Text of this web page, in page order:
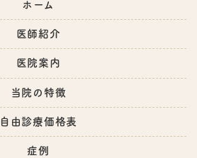
ホーム
医師紹介
医院案内
当院の特徴
自由診療価格表
症例